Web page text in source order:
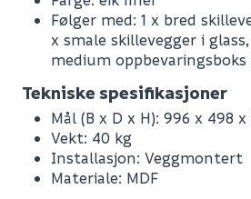
Følger med: 1 x bred
x smale skillevegger i
medium
Tekniske spesifikasjoner
Mål (B x D x H): 996 x 498
Vekt: 40 kg
Installasjon: Veggmontert
Materiale: MDF
Leverandørens varenummer
Nobb No